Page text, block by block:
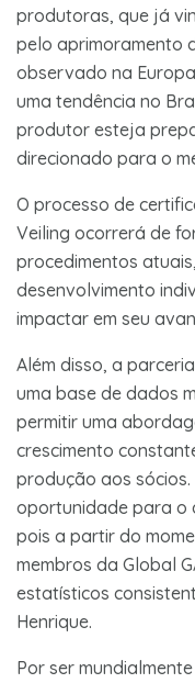
produtoras, que já
pelo aprimoramento
observado na
uma tendência no
produtor esteja
direcionado para o
O processo de
Veiling ocorrerá de
procedimentos
desenvolvimento
impactar em seu
Além disso, a
uma base de dados
permitir uma
crescimento
produção aos sócios.
oportunidade para o
pois a partir do
membros da Global
estatísticos
Henrique.
Por ser